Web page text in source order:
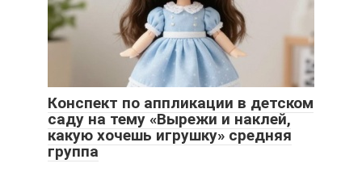
Конспект по аппликации в детском
саду на тему «Вырежи и наклей,
какую хочешь игрушку» средняя
группа